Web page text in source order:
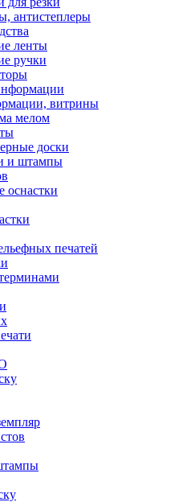
антистеплеры
ленты
ручки
витрины
мелом
доски
и штампы
оснастки
печатей